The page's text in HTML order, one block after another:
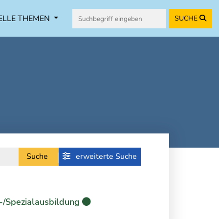
THEMEN SUCHE
Suche erweiterte Suche
Spezialausbildung